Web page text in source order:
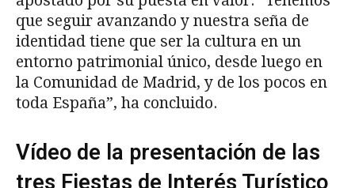
que seguir avanzando y nuestra seña de
identidad tiene que ser la cultura en un
entorno patrimonial único, desde luego en
la Comunidad de Madrid, y de los pocos en
toda España”, ha concluido.
Vídeo de la presentación de las
tres Fiestas de Interés Turístico